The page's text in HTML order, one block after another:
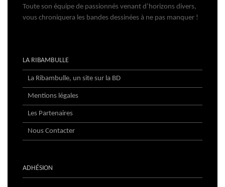
Toute son équipe de passionnés venant d’horizons divers,
vous chroniquera les bandes dessinées à ne pas manquer !
LA RIBAMBULLE
La Ribambulle, un site sur la BD
Mentions légales
Les Partenaires
Nous Contacter
ADHÉSION